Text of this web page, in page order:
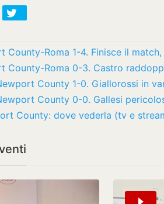
County 1-0. Giallorossi in
County 0-0. Gallesi